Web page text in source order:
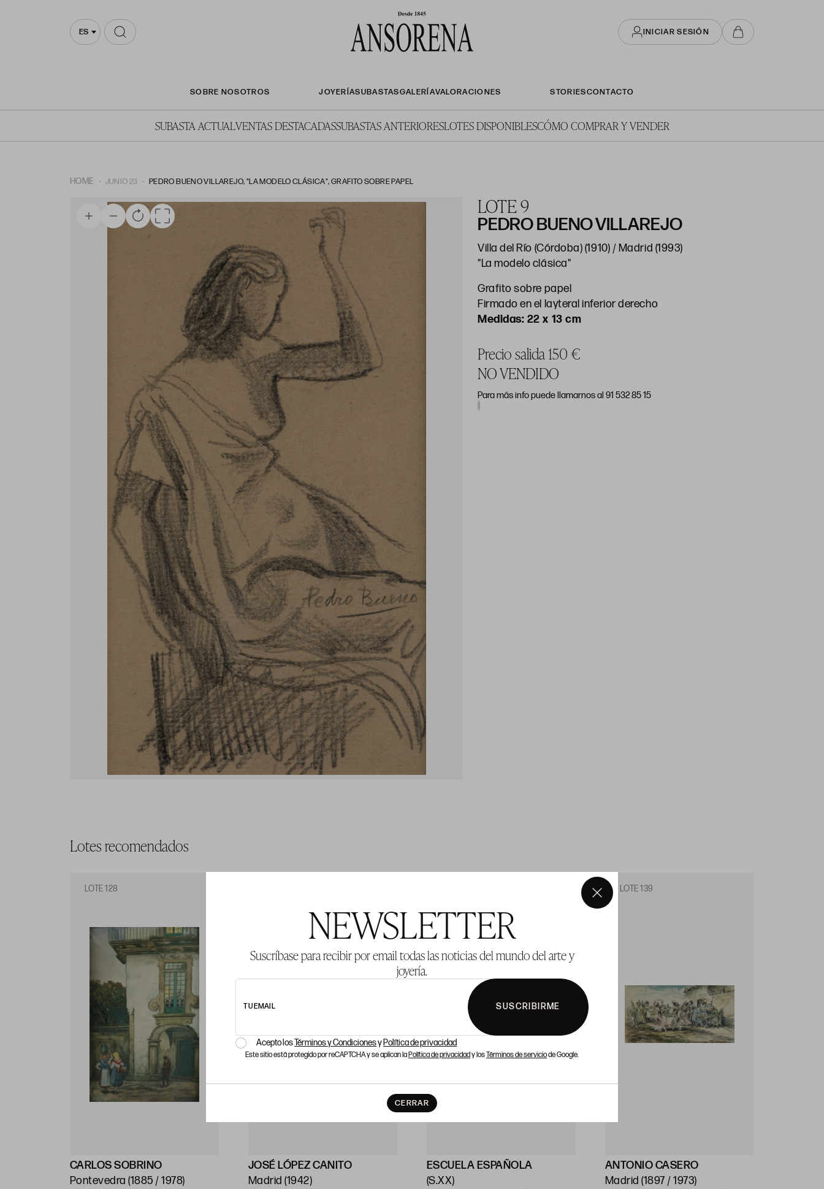
NEWSLETTER
Suscríbase para recibir por email todas las noticias del mundo del arte y
joyería.
TU EMAIL SUSCRIBIRME
Acepto losTérminos y Condicionesy Política de privacidad
Este sitio está protegido por reCAPTCHA y se aplican laPolítica de privacidady losTérminos de serviciode Google.
CERRAR
×
ES INICIAR SESIÓN
SOBRE NOSOTROS JOYERÍASUBASTASGALERÍAVALORACIONES STORIESCONTACTO
SUBASTA ACTUALVENTAS DESTACADASSUBASTAS ANTERIORESLOTES DISPONIBLESCÓMO COMPRAR Y VENDER
HOME JUNIO 23 PEDRO BUENO VILLAREJO, "LA MODELO CLÁSICA", GRAFITO SOBRE PAPEL
LOTE 9
PEDRO BUENO VILLAREJO
Villa del Río (Córdoba) (1910) / Madrid (1993)
"La modelo clásica"
Grafito sobre papel
Firmado en el layteral inferior derecho
22 x 13 cm
Precio salida 150 €
NO VENDIDO
Para más info puede llamarnos al 91 532 85 15
Lotes recomendados
LOTE 128
CARLOS SOBRINO
Pontevedra (1885 / 1978)
JOSÉ LÓPEZ CANITO
Madrid (1942)
ESCUELA ESPAÑOLA
(S.XX)
LOTE 139
ANTONIO CASERO
Madrid (1897 / 1973)